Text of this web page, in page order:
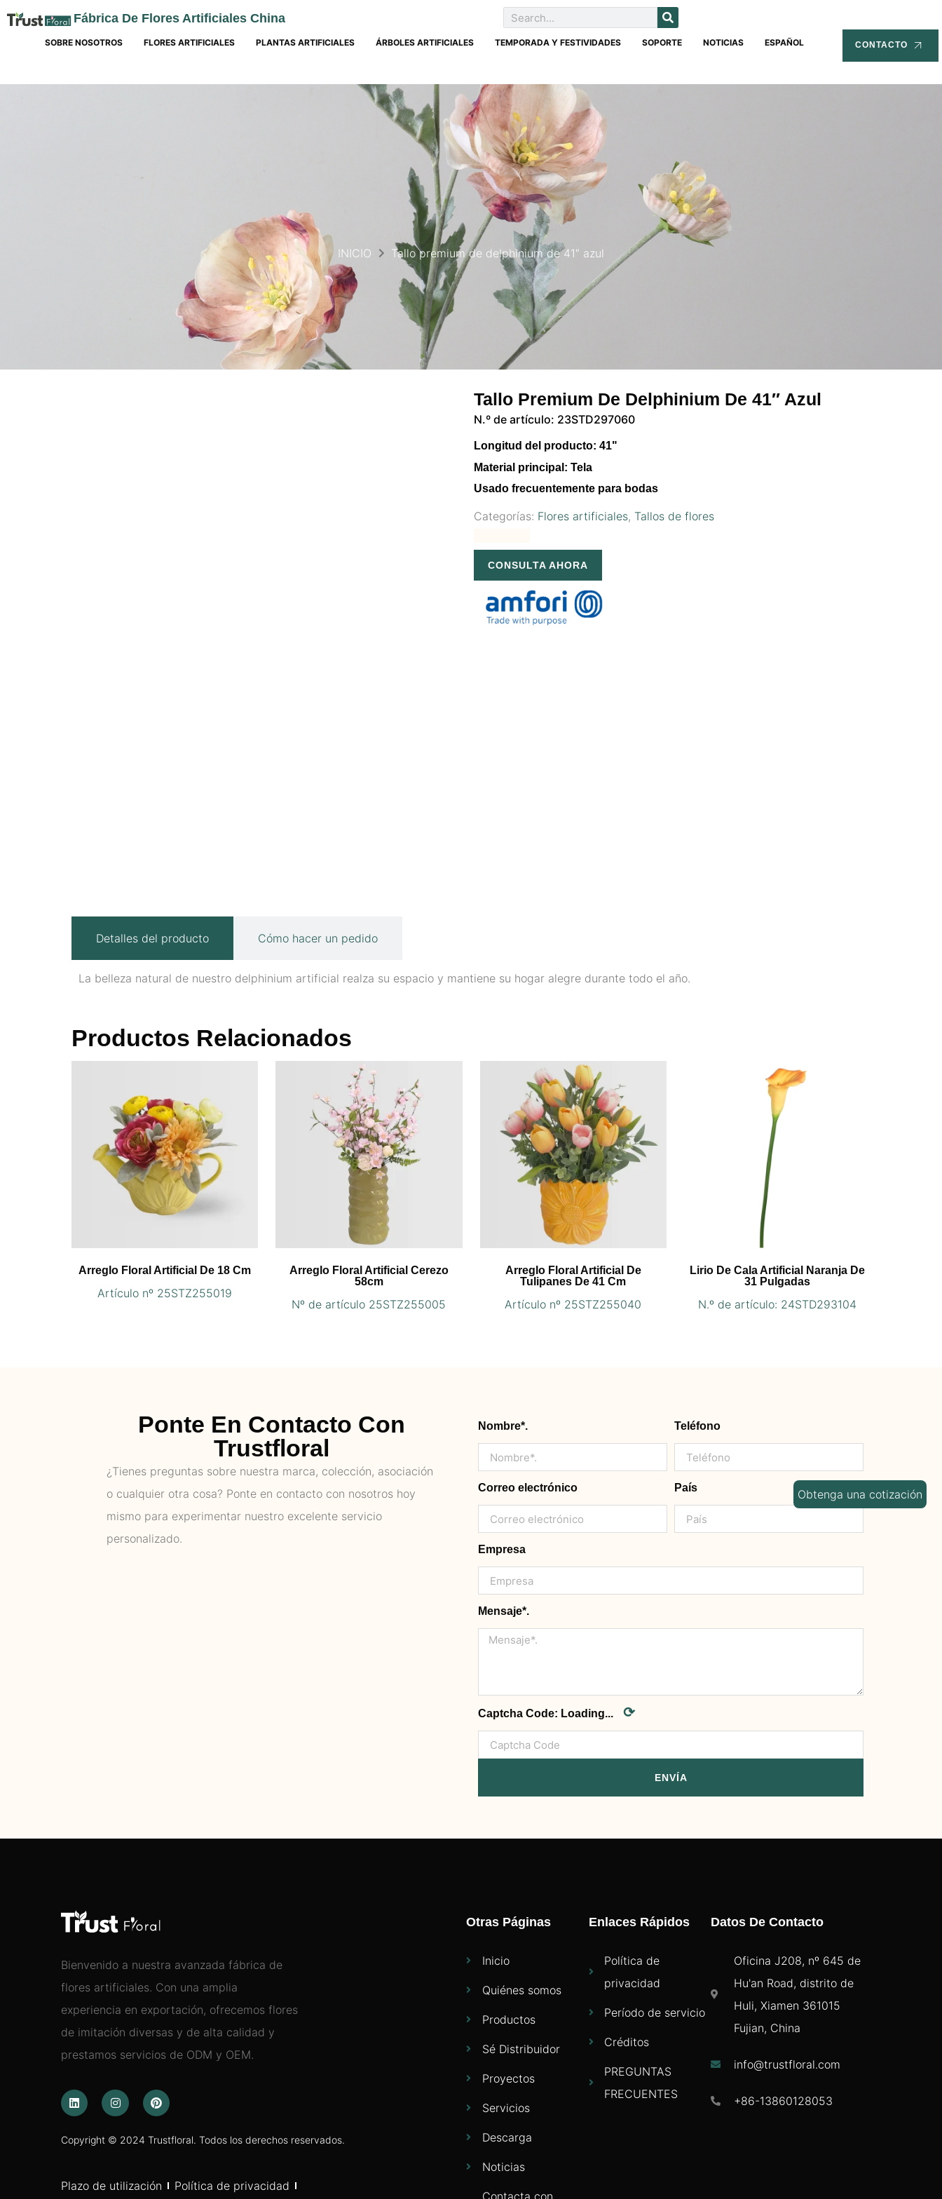
Fábrica De Flores Artificiales China
SOBRE NOSOTROS FLORES ARTIFICIALES PLANTAS ARTIFICIALES ÁRBOLES ARTIFICIALES TEMPORADA Y FESTIVIDADES SOPORTE NOTICIAS ESPAÑOL CONTACTO
INICIO Tallo premium de delphinium de 41″ azul
Tallo Premium De Delphinium De 41″ Azul
N.º de artículo: 23STD297060
Longitud del producto: 41"
Material principal: Tela
Usado frecuentemente para bodas
Categorías: Flores artificiales, Tallos de flores
CONSULTA AHORA
Detalles del producto Cómo hacer un pedido
La belleza natural de nuestro delphinium artificial realza su espacio y mantiene su hogar alegre durante todo el año.
Productos Relacionados
Arreglo Floral Artificial De 18 Cm
Artículo nº 25STZ255019
Arreglo Floral Artificial Cerezo
58cm
Nº de artículo 25STZ255005
Arreglo Floral Artificial De
Tulipanes De 41 Cm
Artículo nº 25STZ255040
Lirio De Cala Artificial Naranja De
31 Pulgadas
N.º de artículo: 24STD293104
Ponte En Contacto Con
Trustfloral
¿Tienes preguntas sobre nuestra marca, colección, asociación
o cualquier otra cosa? Ponte en contacto con nosotros hoy
mismo para experimentar nuestro excelente servicio
personalizado.
Nombre*. Teléfono
Correo electrónico País
Empresa
Mensaje*.
Captcha Code: Loading... ⟳
ENVÍA
Bienvenido a nuestra avanzada fábrica de
flores artificiales. Con una amplia
experiencia en exportación, ofrecemos flores
de imitación diversas y de alta calidad y
prestamos servicios de ODM y OEM.
Copyright © 2024 Trustfloral. Todos los derechos reservados.
Plazo de utilización Política de privacidad
Otras Páginas
Inicio
Quiénes somos
Productos
Sé Distribuidor
Proyectos
Servicios
Descarga
Noticias
Enlaces Rápidos
Política de
privacidad
Período de servicio
Créditos
PREGUNTAS
FRECUENTES
Datos De Contacto
Oficina J208, nº 645 de
Hu'an Road, distrito de
Huli, Xiamen 361015
Fujian, China
info@trustfloral.com
+86-13860128053
Obtenga una cotización